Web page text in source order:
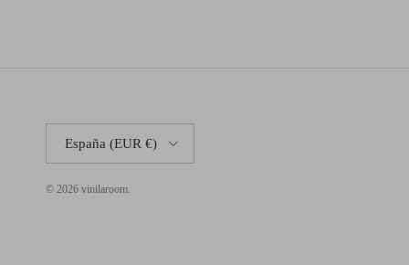
España (EUR €)
© 2026 vinilaroom.